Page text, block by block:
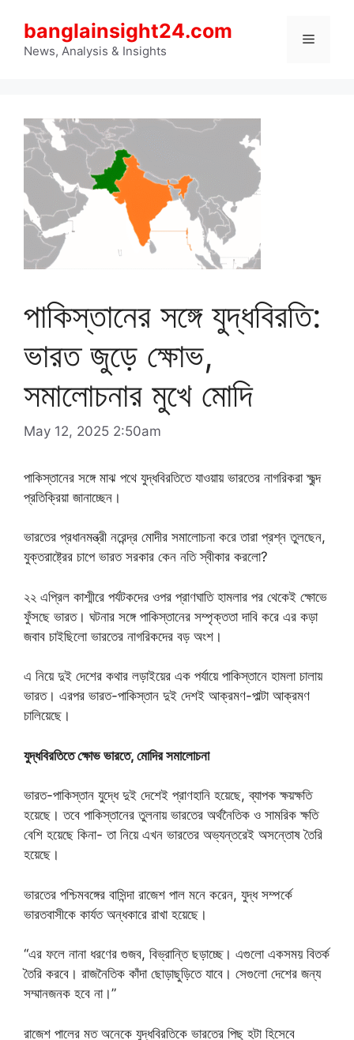
content
banglainsight24.com
News, Analysis & Insights
Menu
পাকিস্তানের সঙ্গে যুদ্ধবিরতি:
ভারত জুড়ে ক্ষোভ,
সমালোচনার মুখে মোদি
May 12, 2025 2:50am
পাকিস্তানের সঙ্গে মাঝ পথে যুদ্ধবিরতিতে যাওয়ায় ভারতের নাগরিকরা ক্ষুব্দ
প্রতিক্রিয়া জানাচ্ছেন।
ভারতের প্রধানমন্ত্রী নরেন্দ্র মোদীর সমালোচনা করে তারা প্রশ্ন তুলছেন,
যুক্তরাষ্ট্রের চাপে ভারত সরকার কেন নতি স্বীকার করলো?
২২ এপ্রিল কাশ্মীরে পর্যটকদের ওপর প্রাণঘাতি হামলার পর থেকেই ক্ষোভে
ফুঁসছে ভারত। ঘটনার সঙ্গে পাকিস্তানের সম্পৃক্ততা দাবি করে এর কড়া
জবাব চাইছিলো ভারতের নাগরিকদের বড় অংশ।
এ নিয়ে দুই দেশের কথার লড়াইয়ের এক পর্যায়ে পাকিস্তানে হামলা চালায়
ভারত। এরপর ভারত-পাকিস্তান দুই দেশই আক্রমণ-পাল্টা আক্রমণ
চালিয়েছে।
যুদ্ধবিরতিতে ক্ষোভ ভারতে, মোদির সমালোচনা
ভারত-পাকিস্তান যুদ্ধে দুই দেশেই প্রাণহানি হয়েছে, ব্যাপক ক্ষয়ক্ষতি
হয়েছে। তবে পাকিস্তানের তুলনায় ভারতের অর্থনৈতিক ও সামরিক ক্ষতি
বেশি হয়েছে কিনা- তা নিয়ে এখন ভারতের অভ্যন্তরেই অসন্তোষ তৈরি
হয়েছে।
ভারতের পশ্চিমবঙ্গের বাসিন্দা রাজেশ পাল মনে করেন, যুদ্ধ সম্পর্কে
ভারতবাসীকে কার্যত অন্ধকারে রাখা হয়েছে।
“এর ফলে নানা ধরণের গুজব, বিভ্রান্তি ছড়াচ্ছে। এগুলো একসময় বিতর্ক
তৈরি করবে। রাজনৈতিক কাঁদা ছোড়াছুড়িতে যাবে। সেগুলো দেশের জন্য
সম্মানজনক হবে না।”
রাজেশ পালের মত অনেকে যুদ্ধবিরতিকে ভারতের পিছু হটা হিসেবে